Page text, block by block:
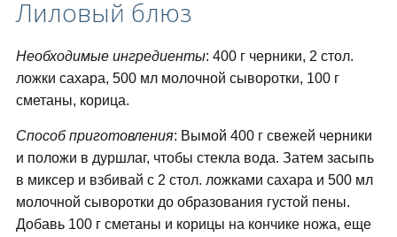
Лиловый блюз
Необходимые ингредиенты: 400 г черники, 2 стол.
ложки сахара, 500 мл молочной сыворотки, 100 г
сметаны, корица.
Способ приготовления: Вымой 400 г свежей черники
и положи в дуршлаг, чтобы стекла вода. Затем засыпь
в миксер и взбивай с 2 стол. ложками сахара и 500 мл
молочной сыворотки до образования густой пены.
Добавь 100 г сметаны и корицы на кончике ножа, еще